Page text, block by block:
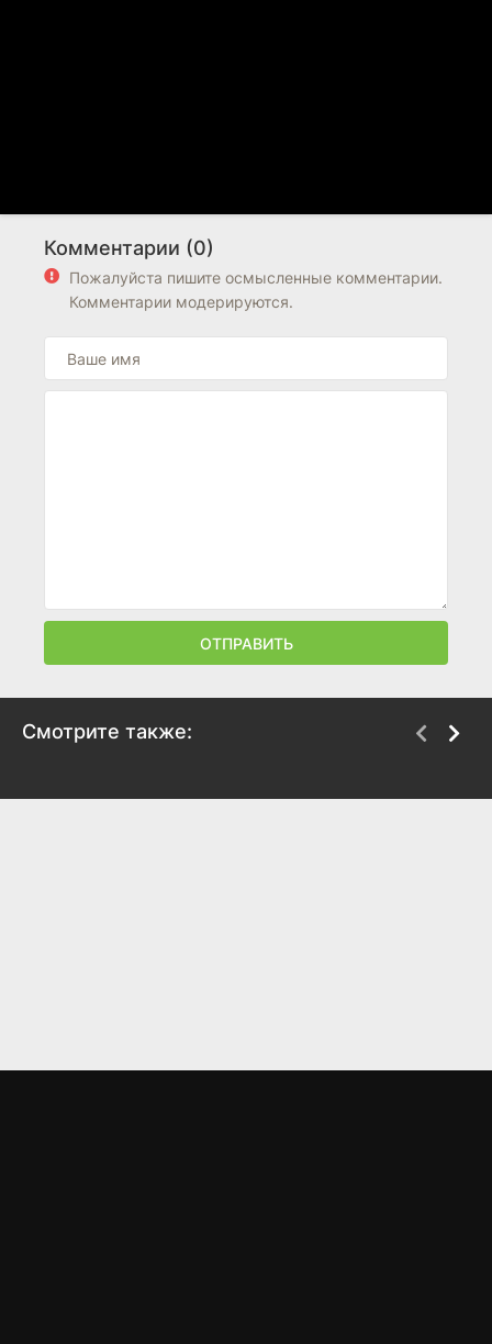
Комментарии (0)
Пожалуйста пишите осмысленные комментарии.
Комментарии модерируются.
ОТПРАВИТЬ
Смотрите также: